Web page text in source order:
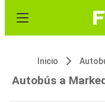
Inicio
Autobús a